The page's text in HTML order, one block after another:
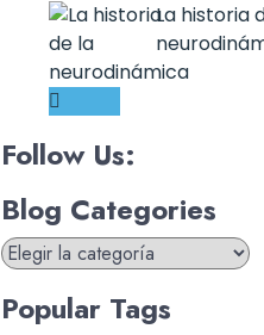
La historia
Follow Us:
Blog Categories
Blog
Categories
Popular Tags